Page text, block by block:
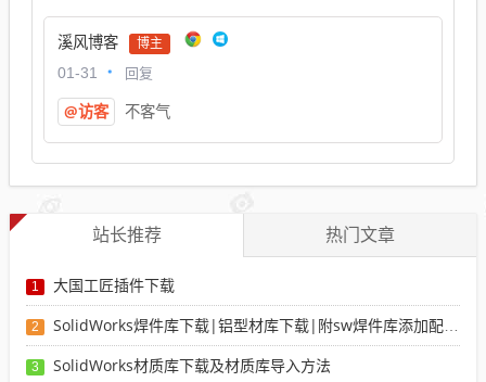
溪风博客 博主
01-31 回复
@访客 不客气
站长推荐 热门文章
1 大国工匠插件下载
2 SolidWorks焊件库下载|铝型材库下载|附sw焊件库添加配置使用教程
3 SolidWorks材质库下载及材质库导入方法